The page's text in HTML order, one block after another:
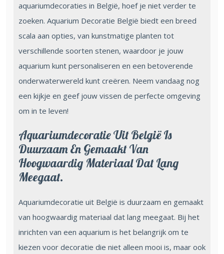
aquariumdecoraties in België, hoef je niet verder te
zoeken. Aquarium Decoratie België biedt een breed
scala aan opties, van kunstmatige planten tot
verschillende soorten stenen, waardoor je jouw
aquarium kunt personaliseren en een betoverende
onderwaterwereld kunt creëren. Neem vandaag nog
een kijkje en geef jouw vissen de perfecte omgeving
om in te leven!
Aquariumdecoratie Uit België Is
Duurzaam En Gemaakt Van
Hoogwaardig Materiaal Dat Lang
Meegaat.
Aquariumdecoratie uit België is duurzaam en gemaakt
van hoogwaardig materiaal dat lang meegaat. Bij het
inrichten van een aquarium is het belangrijk om te
kiezen voor decoratie die niet alleen mooi is, maar ook